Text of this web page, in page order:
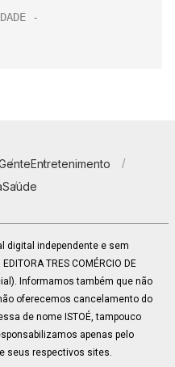
Entretenimento
Saúde
digital independente e sem
TRES COMÉRCIO DE
Informamos também que não
oferecemos cancelamento do
de nome ISTOÉ, tampouco
apenas pelo
seus respectivos sites.